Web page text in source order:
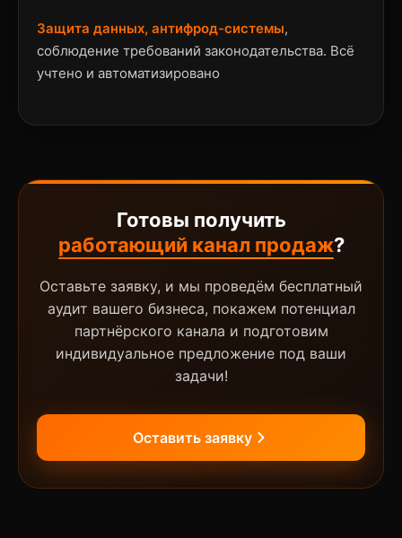
Защита данных, антифрод-системы,
соблюдение требований законодательства. Всё
учтено и автоматизировано
Готовы получить
работающий канал продаж?
Оставьте заявку, и мы проведём бесплатный
аудит вашего бизнеса, покажем потенциал
партнёрского канала и подготовим
индивидуальное предложение под ваши
задачи!
Оставить заявку